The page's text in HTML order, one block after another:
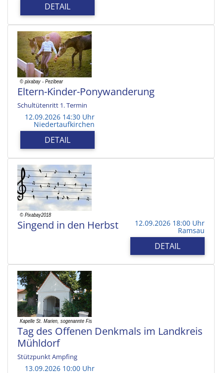
DETAIL
Eltern-Kinder-Ponywanderung
Schultütenritt 1. Termin
12.09.2026 14:30 Uhr
Niedertaufkirchen
DETAIL
Singend in den Herbst 12.09.2026 18:00 Uhr
Ramsau
DETAIL
Tag des Offenen Denkmals im Landkreis
Mühldorf
Stützpunkt Ampfing
13.09.2026 10:00 Uhr